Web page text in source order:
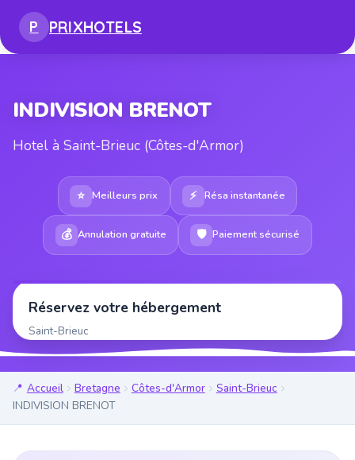
P PRIXHOTELS
INDIVISION BRENOT
Hotel à Saint-Brieuc (Côtes-d'Armor)
⭐ Meilleurs prix ⚡ Résa instantanée
💰 Annulation gratuite 🛡 Paiement sécurisé
Réservez votre hébergement
Saint-Brieuc
Accueil Bretagne Côtes-d'Armor
Saint-Brieuc
INDIVISION BRENOT